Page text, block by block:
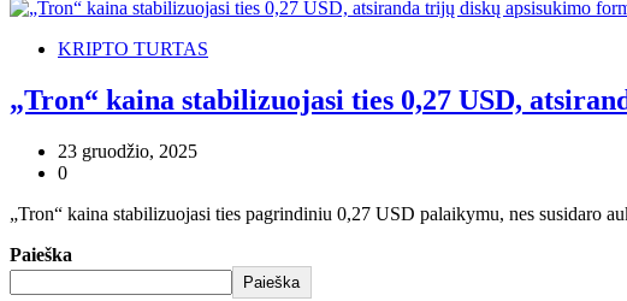
KRIPTO TURTAS
„Tron“ kaina stabilizuojasi ties 0,27 USD,
23 gruodžio, 2025
0
„Tron“ kaina stabilizuojasi ties pagrindiniu 0,27 USD palaikymu, nes susidaro
Paieška
Paieška